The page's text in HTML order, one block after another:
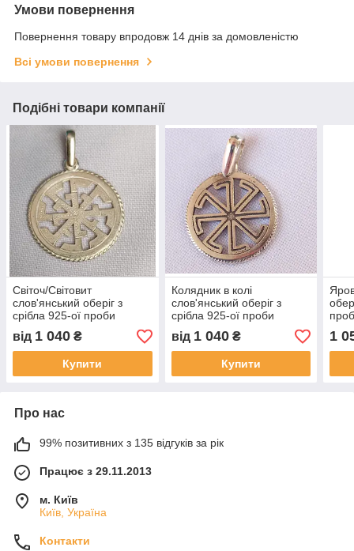
Умови повернення
Повернення товару впродовж 14 днів за домовленістю
Всі умови повернення
Подібні товари компанії
Світоч/Світовит
слов'янський оберіг з
срібла 925-ої проби
від 1 040 ₴
Купити
Колядник в колі
слов'янський оберіг з
срібла 925-ої проби
від 1 040₴
Купити
1
Про нас
99% позитивних з 135 відгуків за рік
Працює з 29.11.2013
м. Київ
Київ, Україна
Контакти